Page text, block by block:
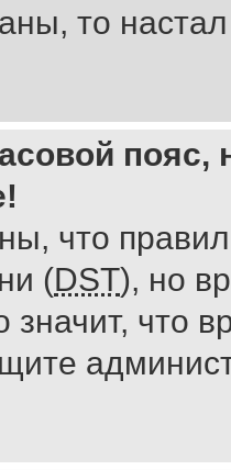
то
пояс,
что
(DST), но
значит, что